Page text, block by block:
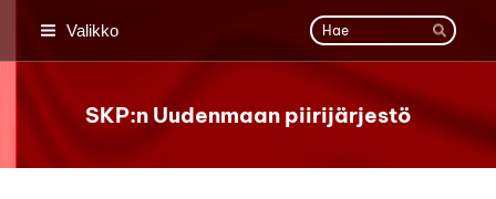
Siirry
sivun
sisältöön
Valikko Haku
Hae
SKP:n Uudenmaan piirijärjestö